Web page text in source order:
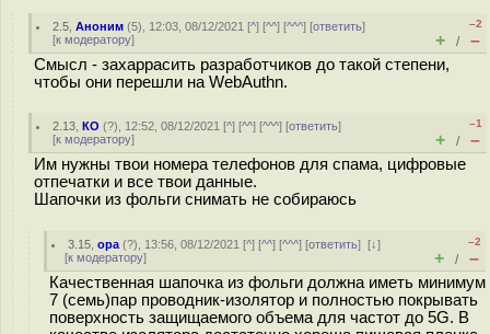
2.5 ,Аноним (5), 12:03, 08/12/2021 [^] [^^] [^^^] [ответить]
[к модератору]
–2
+ / –
Смысл - захаррасить разработчиков до такой степени,
чтобы они перешли на WebAuthn.
2.13 ,КО (?), 12:52, 08/12/2021 [^] [^^] [^^^] [ответить]
[к модератору]
–1
+ / –
Им нужны твои номера телефонов для спама, цифровые
отпечатки и все твои данные.
Шапочки из фольги снимать не собираюсь
3.15 ,opa (?), 13:56, 08/12/2021 [^] [^^] [^^^] [ответить][↓]
[к модератору]
–2
+ / –
Качественная шапочка из фольги должна иметь минимум
7 (семь)пар проводник-изолятор и полностью покрывать
поверхность защищаемого объема для частот до 5G. В